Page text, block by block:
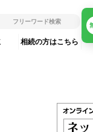
相続の方はこちら